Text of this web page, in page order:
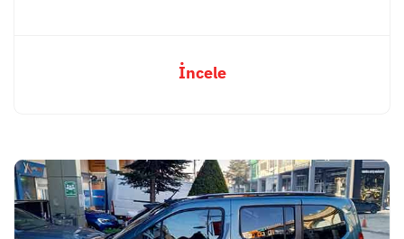
İncele